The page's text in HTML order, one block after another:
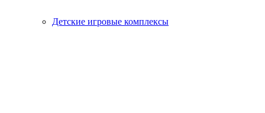
Детские игровые комплексы